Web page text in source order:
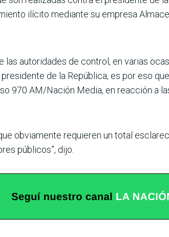
ilícito mediante su empresa
las autoridades de control, en varias
de la Repú­blica, es por eso
970 AM/Nación Media, en reacción a
obviamente requieren un total
públicos”, dijo.